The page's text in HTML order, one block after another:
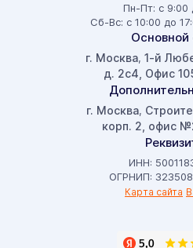
Пн-Пт: с 9:00
Сб-Вс: с 10:00 до
Основной
г. Москва, 1-й
д. 2с4, Офис
г. Москва,
корп. 2, офис
ИНН:
ОГРНИП:
Карта сайта